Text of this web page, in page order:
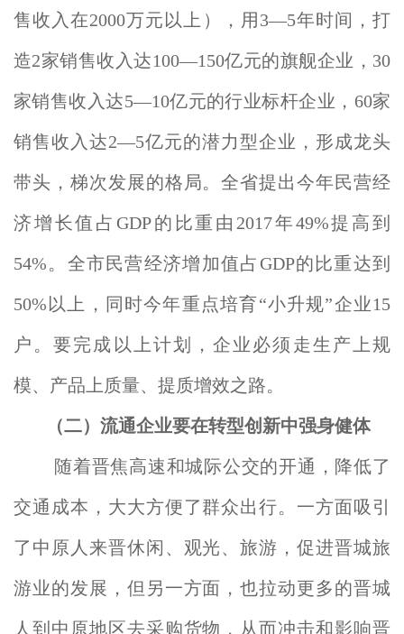
售收入在2000万元以上），用3—5年时间，打
造2家销售收入达100—150亿元的旗舰企业，30
家销售收入达5—10亿元的行业标杆企业，60家
销售收入达2—5亿元的潜力型企业，形成龙头
带头，梯次发展的格局。全省提出今年民营经
济增长值占GDP的比重由2017年49%提高到
54%。全市民营经济增加值占GDP的比重达到
50%以上，同时今年重点培育“小升规”企业15
户。要完成以上计划，企业必须走生产上规
模、产品上质量、提质增效之路。
（二）流通企业要在转型创新中强身健体
随着晋焦高速和城际公交的开通，降低了
交通成本，大大方便了群众出行。一方面吸引
了中原人来晋休闲、观光、旅游，促进晋城旅
游业的发展，但另一方面，也拉动更多的晋城
人到中原地区去采购货物，从而冲击和影响晋